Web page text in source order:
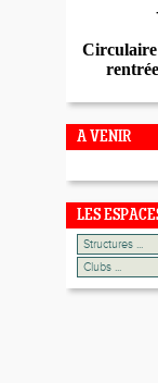
A VENIR
LES